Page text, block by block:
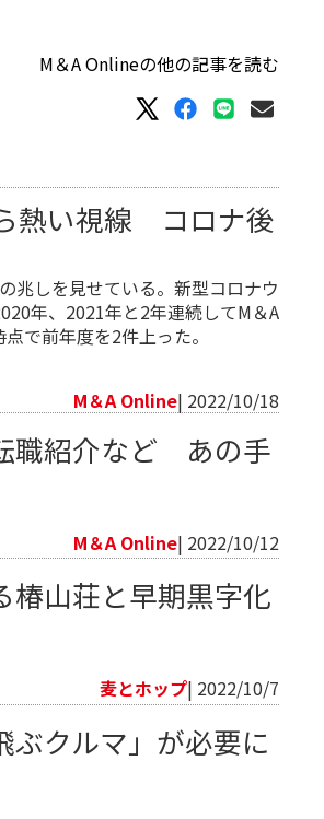
M＆A Onlineの他の記事を読む
熱い視線 コロナ後
兆しを見せている。新型コロナウ
年、2021年と2年連続してM＆A
で前年度を2件上った。
M＆A Online| 2022/10/18
職紹介など あの手
M＆A Online| 2022/10/12
椿山荘と早期黒字化
麦とホップ| 2022/10/7
クルマ」が必要に